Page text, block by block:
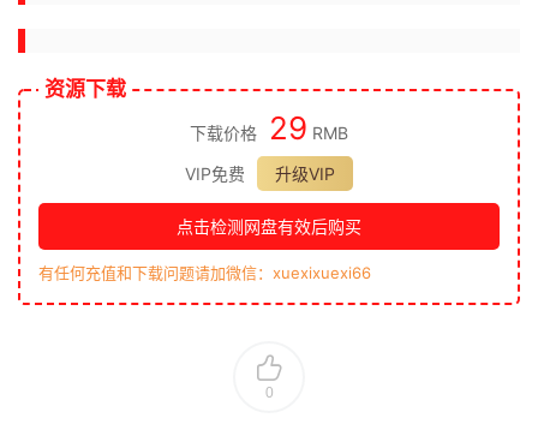
资源下载
下载价格 29 RMB
VIP免费
升级VIP
点击检测网盘有效后购买
有任何充值和下载问题请加微信：xuexixuexi66
0